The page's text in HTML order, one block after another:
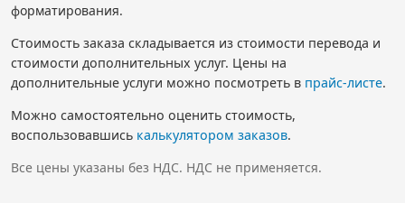
форматирования.
Стоимость заказа складывается из стоимости перевода и
стоимости дополнительных услуг. Цены на
дополнительные услуги можно посмотреть в прайс-листе.
Можно самостоятельно оценить стоимость,
воспользовавшись калькулятором заказов.
Все цены указаны без НДС. НДС не применяется.